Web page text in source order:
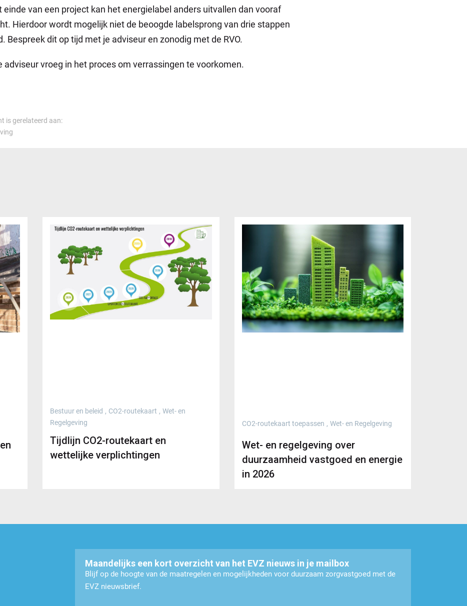
einde van een project kan het energielabel anders uitvallen dan vooraf
Hierdoor wordt mogelijk niet de beoogde labelsprong van drie stappen
Bespreek dit op tijd met je adviseur en zonodig met de RVO.
adviseur vroeg in het proces om verrassingen te voorkomen.
is gerelateerd aan:
Bestuur en beleid , CO2-routekaart , Wet- en
Regelgeving
Tijdlijn CO2-routekaart en
wettelijke verplichtingen
CO2-routekaart toepassen , Wet- en Regelgeving
Wet- en regelgeving over
duurzaamheid vastgoed en energie
in 2026
Maandelijks een kort overzicht van het EVZ nieuws in je mailbox
Blijf op de hoogte van de maatregelen en mogelijkheden voor duurzaam zorgvastgoed met de
EVZ nieuwsbrief.